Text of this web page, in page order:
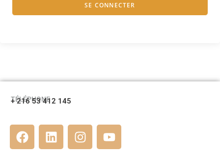
SE CONNECTER
TÉLÉPHONE
+ 216 53 412 145